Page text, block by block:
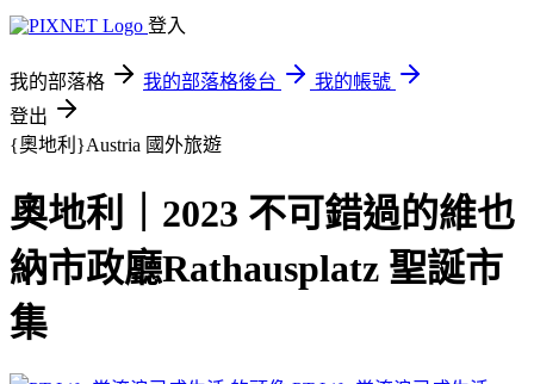
登入
我的部落格 我的部落格後台
我的帳號
登出
{奧地利}Austria 國外旅遊
奧地利｜2023 不可錯過的維也
納市政廳Rathausplatz 聖誕市
集